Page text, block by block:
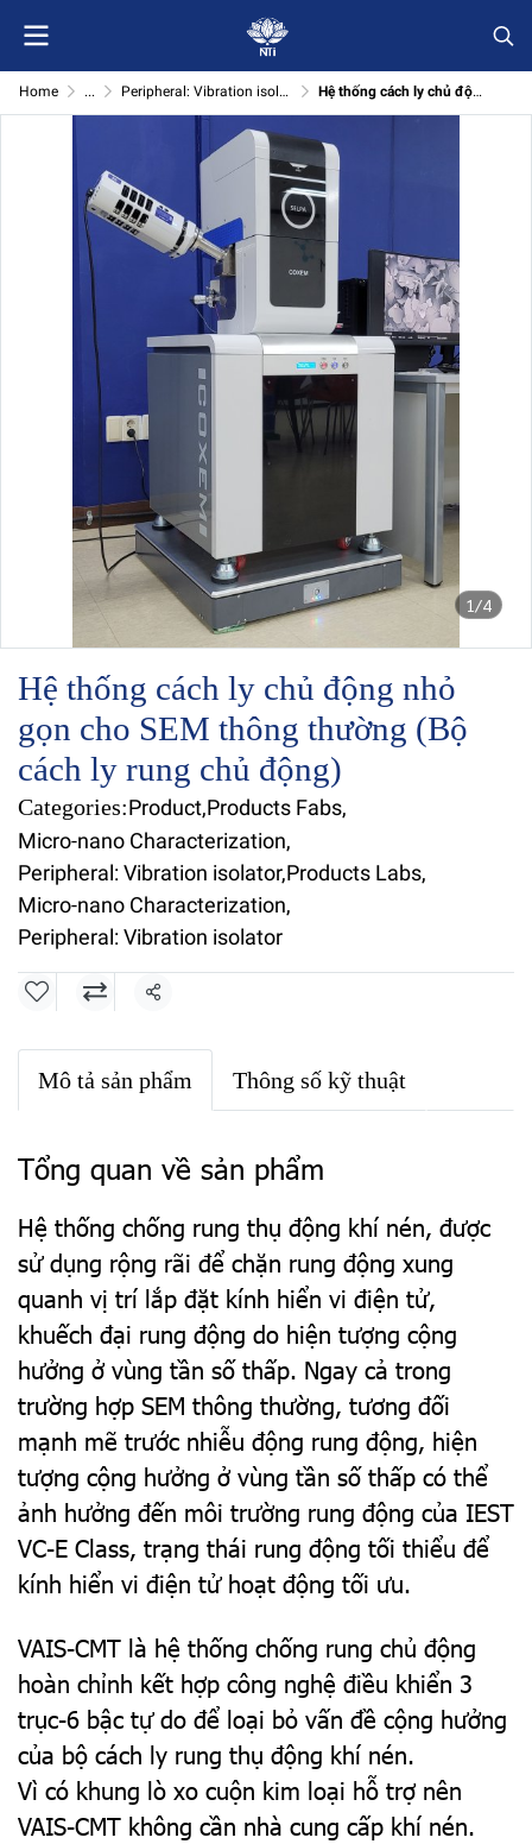
Home ... Peripheral: Vibration isolator Hệ thống cách ly chủ động nhỏ gọn cho SEM thông thường (Bộ cách ly rung chủ động)
1/4
Hệ thống cách ly chủ động nhỏ
gọn cho SEM thông thường (Bộ
cách ly rung chủ động)
Categories:Product,Products Fabs,
Micro-nano Characterization,
Peripheral: Vibration isolator,Products Labs,
Micro-nano Characterization,
Peripheral: Vibration isolator
Share
Mô tả sản phẩm Thông số kỹ thuật
Tổng quan về sản phẩm
Hệ thống chống rung thụ động khí nén, được
sử dụng rộng rãi để chặn rung động xung
quanh vị trí lắp đặt kính hiển vi điện tử,
khuếch đại rung động do hiện tượng cộng
hưởng ở vùng tần số thấp. Ngay cả trong
trường hợp SEM thông thường, tương đối
mạnh mẽ trước nhiễu động rung động, hiện
tượng cộng hưởng ở vùng tần số thấp có thể
ảnh hưởng đến môi trường rung động của IEST
VC-E Class, trạng thái rung động tối thiểu để
kính hiển vi điện tử hoạt động tối ưu.
VAIS-CMT là hệ thống chống rung chủ động
hoàn chỉnh kết hợp công nghệ điều khiển 3
trục-6 bậc tự do để loại bỏ vấn đề cộng hưởng
của bộ cách ly rung thụ động khí nén.
Vì có khung lò xo cuộn kim loại hỗ trợ nên
VAIS-CMT không cần nhà cung cấp khí nén.